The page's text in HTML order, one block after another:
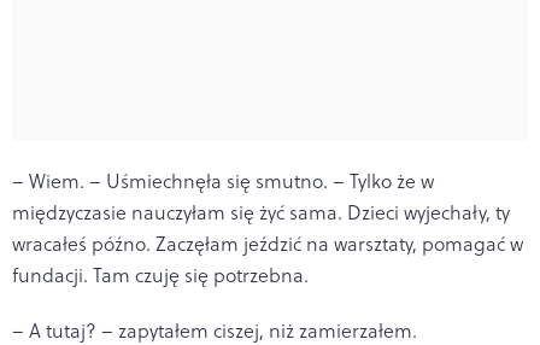
– Wiem. – Uśmiechnęła się smutno. – Tylko że w
międzyczasie nauczyłam się żyć sama. Dzieci wyjechały, ty
wracałeś późno. Zaczęłam jeździć na warsztaty, pomagać w
fundacji. Tam czuję się potrzebna.
– A tutaj? – zapytałem ciszej, niż zamierzałem.